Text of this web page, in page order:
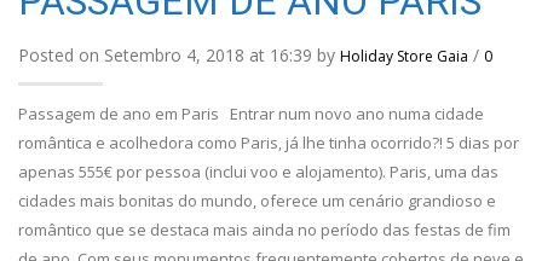
Posted on Setembro 4, 2018 at 16:39 by Holiday Store Gaia / 0
Passagem de ano em Paris Entrar num novo ano numa cidade
romântica e acolhedora como Paris, já lhe tinha ocorrido?! 5 dias por
apenas 555€ por pessoa (inclui voo e alojamento). Paris, uma das
cidades mais bonitas do mundo, oferece um cenário grandioso e
romântico que se destaca mais ainda no período das festas de fim